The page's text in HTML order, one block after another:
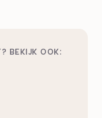
BEKIJK OOK: